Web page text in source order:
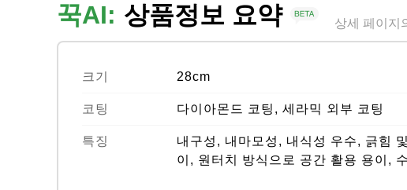
꾹AI: 상품정보 요약 상세 페이지
크기 28cm
코팅 다이아몬드 코팅, 세라믹 외부 코팅
특징
내구성, 내마모성, 내식성 우수, 긁힘
이, 원터치 방식으로 공간 활용 용이,